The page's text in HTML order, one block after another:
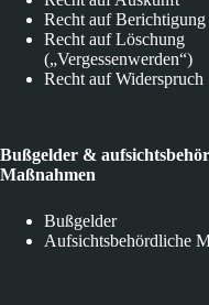
Recht auf Berichtigung
Recht auf Löschung
(„Vergessenwerden“)
Recht auf Widerspruch
Bußgelder &
Maßnahmen
Bußgelder
Aufsichtsbehördliche